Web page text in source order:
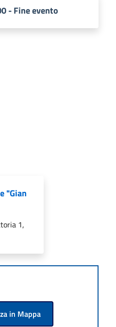
- Fine evento
"Gian
1,
in Mappa